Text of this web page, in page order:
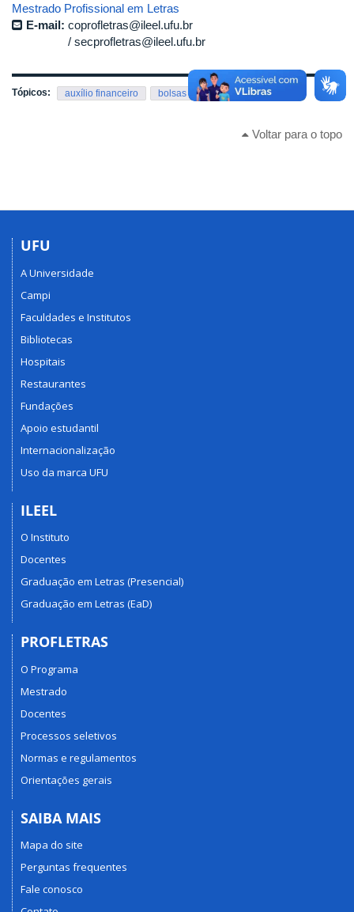
Mestrado Profissional em Letras
E-mail: coprofletras@ileel.ufu.br
secprofletras@ileel.ufu.br
Tópicos: auxílio financeiro bolsas proap
Voltar para o topo
UFU
A Universidade
Campi
Faculdades e Institutos
Bibliotecas
Hospitais
Restaurantes
Fundações
Apoio estudantil
Internacionalização
Uso da marca UFU
ILEEL
O Instituto
Docentes
Graduação em Letras (Presencial)
Graduação em Letras (EaD)
PROFLETRAS
O Programa
Mestrado
Docentes
Processos seletivos
Normas e regulamentos
Orientações gerais
SAIBA MAIS
Mapa do site
Perguntas frequentes
Fale conosco